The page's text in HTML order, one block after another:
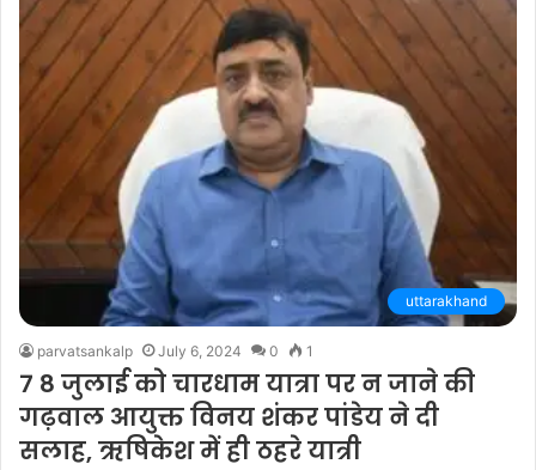
uttarakhand
parvatsankalp July 6, 2024 0 1
7 8 जुलाई को चारधाम यात्रा पर न जाने की
गढ़वाल आयुक्त विनय शंकर पांडेय ने दी
सलाह, ऋषिकेश में ही ठहरे यात्री